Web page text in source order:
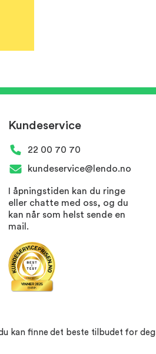
Kundeservice
22 00 70 70
kundeservice@lendo.no
I åpningstiden kan du ringe
eller chatte med oss, og du
kan når som helst sende en
mail.
kan finne det beste tilbudet for